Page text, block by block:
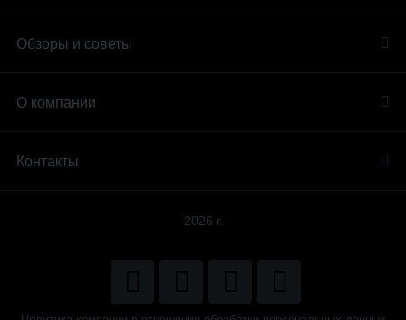
Обзоры и советы
О компании
Контакты
2026 г.